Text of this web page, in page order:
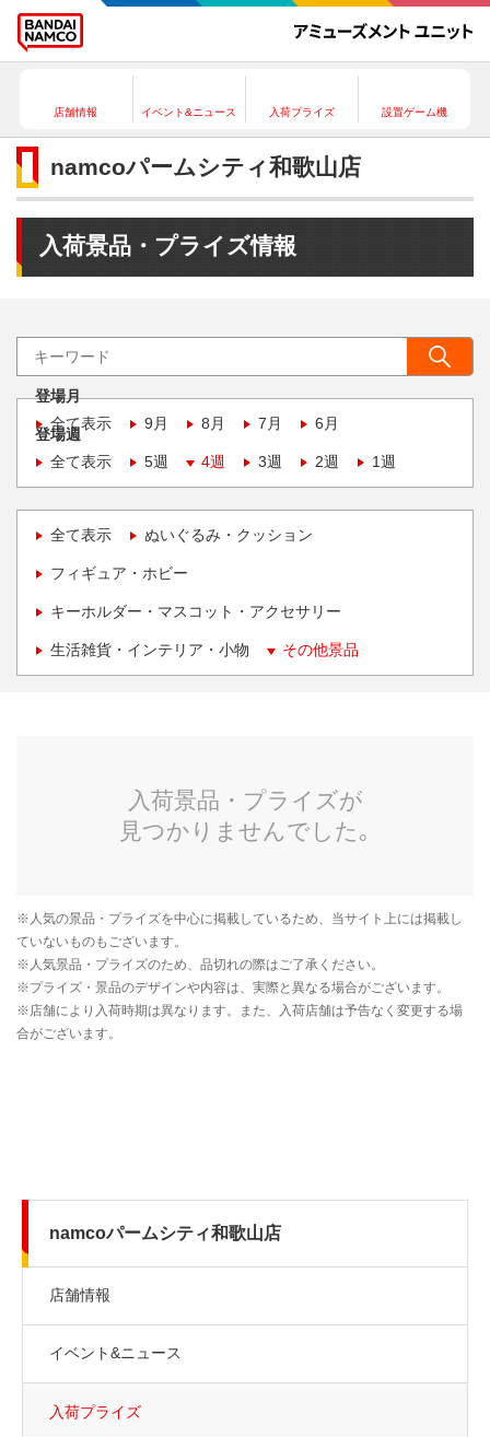
店舗情報 イベント&ニュース 入荷プライズ 設置ゲーム機
namcoパームシティ和歌山店
入荷景品・プライズ情報
登場月
全て表示
9月 8月 7月 6月
登場週
全て表示
5週 4週 3週 2週 1週
全て表示 ぬいぐるみ・クッション
フィギュア・ホビー
キーホルダー・マスコット・アクセサリー
生活雑貨・インテリア・小物 その他景品
namcoパームシティ和歌山店
店舗情報
イベント&ニュース
入荷プライズ